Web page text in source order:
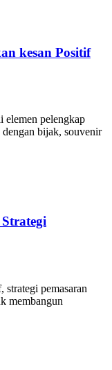
kesan Positif
elemen pelengkap
bijak, souvenir
pemasaran
membangun